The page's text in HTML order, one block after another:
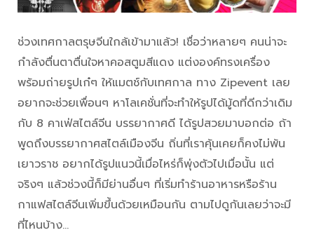
ช่วงเทศกาลตรุษจีนใกล้เข้ามาแล้ว! เชื่อว่าหลายๆ คนน่าจะ
กำลังตื่นตาตื่นใจหาคอสตูมสีแดง แต่งองค์ทรงเครื่อง
พร้อมถ่ายรูปเก๋ๆ ให้แมตช์กับเทศกาล ทาง Zipevent เลย
อยากจะช่วยเพื่อนๆ หาโลเคชั่นที่จะทำให้รูปได้มู้ดที่ดีกว่าเดิม
กับ 8 คาเฟ่สไตล์จีน บรรยากาศดี ได้รูปสวยมาบอกต่อ ถ้า
พูดถึงบรรยากาศสไตล์เมืองจีน ถิ่นที่เราคุ้นเคยก็คงไม่พ้น
เยาวราช อยากได้รูปแนวนี้เมื่อไหร่ก็พุ่งตัวไปเมื่อนั้น แต่
จริงๆ แล้วช่วงนี้ก็มีย่านอื่นๆ ที่เริ่มทำร้านอาหารหรือร้าน
กาแฟสไตล์จีนเพิ่มขึ้นด้วยเหมือนกัน ตามไปดูกันเลยว่าจะมี
ที่ไหนบ้าง…